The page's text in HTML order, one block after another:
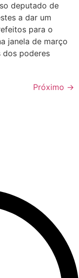
deputado de
a dar um
para o
janela de março
dos poderes
Próximo →